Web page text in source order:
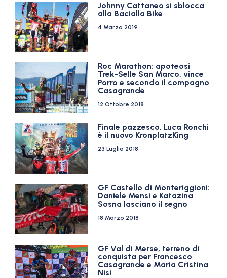
Johnny Cattaneo si sblocca
alla Bacialla Bike
4 Marzo 2019
Roc Marathon: apoteosi
Trek-Selle San Marco, vince
Porro e secondo il compagno
Casagrande
12 Ottobre 2018
Finale pazzesco, Luca Ronchi
è il nuovo KronplatzKing
23 Luglio 2018
GF Castello di Monteriggioni:
Daniele Mensi e Katazina
Sosna lasciano il segno
18 Marzo 2018
GF Val di Merse, terreno di
conquista per Francesco
Casagrande e Maria Cristina
Nisi